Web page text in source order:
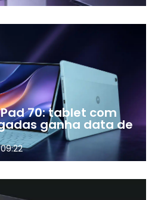
70: tablet com
ganha data de
09:22